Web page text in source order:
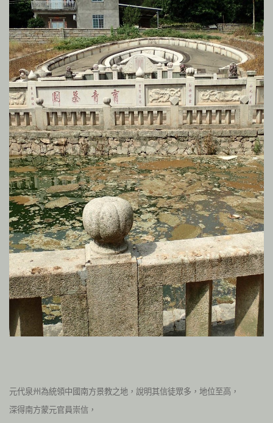
元代泉州為統領中國南方景教之地，說明其信徒眾多，地位至高，
深得南方蒙元官員崇信，